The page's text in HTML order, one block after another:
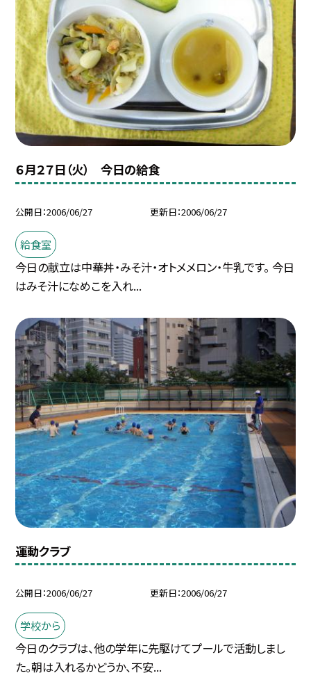
６月２７日（火） 今日の給食
公開日 2006/06/27 更新日 2006/06/27
給食室
今日の献立は中華丼・みそ汁・オトメメロン・牛乳です。 今日
はみそ汁になめこを入れ...
運動クラブ
公開日 2006/06/27 更新日 2006/06/27
学校から
今日のクラブは、他の学年に先駆けてプールで活動しまし
た。朝は入れるかどうか、不安...